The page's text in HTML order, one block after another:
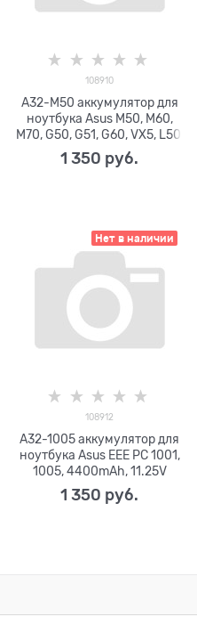
108910
A32-M50 аккумулятор для
ноутбука Asus M50, M60,
M70, G50, G51, G60, VX5, L50,
M51, X55, Pro56, Pro72, N61,
X64, 5200mAh, 11.1V
1 350 руб.
Нет в наличии
108912
A32-1005 аккумулятор для
ноутбука Asus EEE PC 1001,
1005, 4400mAh, 11.25V
1 350 руб.